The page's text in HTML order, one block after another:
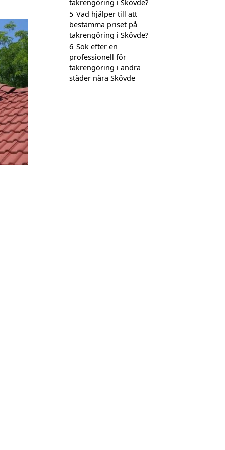
takrengöring i Skövde?
5 Vad hjälper till att
bestämma priset på
takrengöring i Skövde?
6 Sök efter en
professionell för
takrengöring i andra
städer nära Skövde